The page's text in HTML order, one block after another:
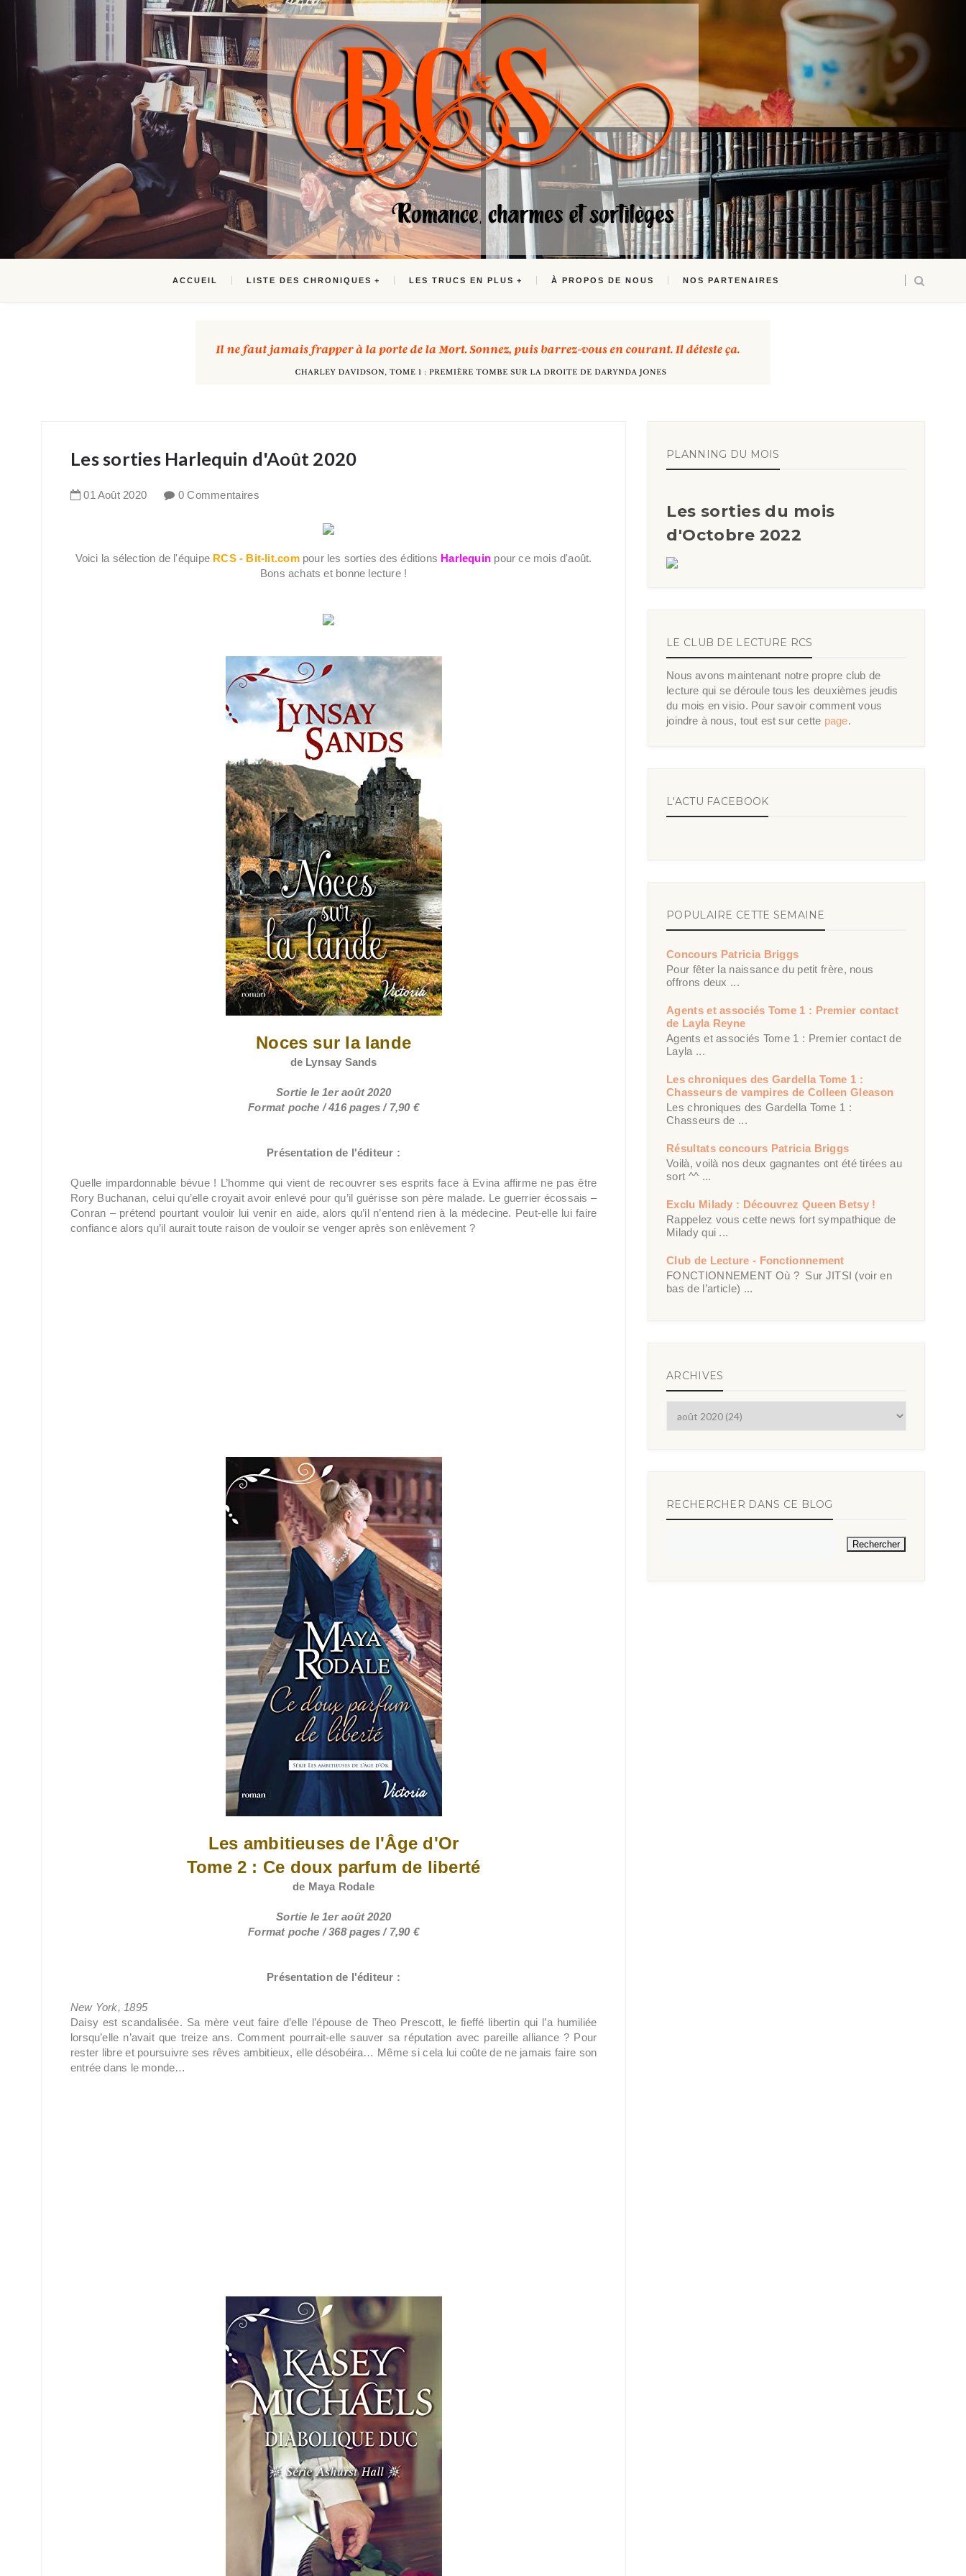
ACCUEIL LISTE DES CHRONIQUES LES TRUCS EN PLUS À PROPOS DE NOUS NOS PARTENAIRES
Les sorties Harlequin d'Août 2020
01 Août 2020 0 Commentaires
Voici la sélection de l'équipe RCS - Bit-lit.compour les sorties des éditions Harlequin pour ce mois d'août.
Bons achats et bonne lecture !
Noces sur la lande
de Lynsay Sands
Sortie le 1er août 2020
Format poche / 416 pages / 7,90 €
Présentation de l'éditeur :
Quelle impardonnable bévue ! L’homme qui vient de recouvrer ses esprits face à Evina affirme ne pas être
Rory Buchanan, celui qu’elle croyait avoir enlevé pour qu’il guérisse son père malade. Le guerrier écossais –
Conran – prétend pourtant vouloir lui venir en aide, alors qu’il n’entend rien à la médecine. Peut-elle lui faire
confiance alors qu’il aurait toute raison de vouloir se venger après son enlèvement ?
Les ambitieuses de l'Âge d'Or
Tome 2 : Ce doux parfum de liberté
de Maya Rodale
Sortie le 1er août 2020
Format poche / 368 pages / 7,90 €
Présentation de l'éditeur :
New York, 1895
Daisy est scandalisée. Sa mère veut faire d’elle l’épouse de Theo Prescott, le fieffé libertin qui l’a humiliée
lorsqu’elle n’avait que treize ans. Comment pourrait-elle sauver sa réputation avec pareille alliance ? Pour
rester libre et poursuivre ses rêves ambitieux, elle désobéira… Même si cela lui coûte de ne jamais faire son
entrée dans le monde…
PLANNING DU MOIS
Les sorties du mois
d'Octobre 2022
LE CLUB DE LECTURE RCS
Nous avons maintenant notre propre club de
lecture qui se déroule tous les deuxièmes jeudis
du mois en visio. Pour savoir comment vous
joindre à nous, tout est sur cette page.
L'ACTU FACEBOOK
POPULAIRE CETTE SEMAINE
Concours Patricia Briggs
Pour fêter la naissance du petit frère, nous
offrons deux ...
Agents et associés Tome 1 : Premier contact
de Layla Reyne
Agents et associés Tome 1 : Premier contact de
Layla ...
Les chroniques des Gardella Tome 1 :
Chasseurs de vampires de Colleen Gleason
Les chroniques des Gardella Tome 1 :
Chasseurs de ...
Résultats concours Patricia Briggs
Voilà, voilà nos deux gagnantes ont été tirées au
sort ^^ ...
Exclu Milady : Découvrez Queen Betsy !
Rappelez vous cette news fort sympathique de
Milady qui ...
Club de Lecture - Fonctionnement
FONCTIONNEMENT Où ? Sur JITSI (voir en
bas de l’article) ...
ARCHIVES
RECHERCHER DANS CE BLOG